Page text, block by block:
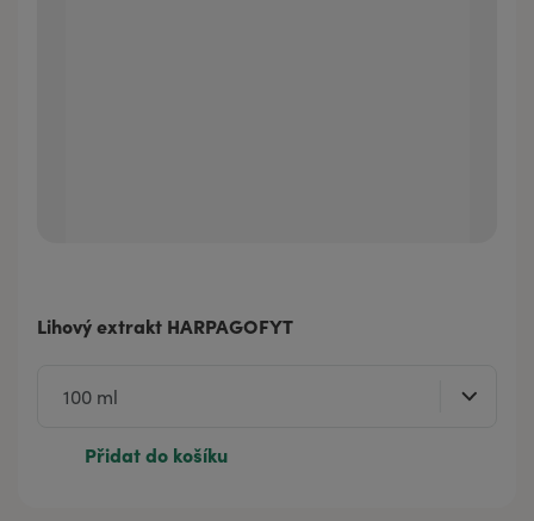
Lihový extrakt HARPAGOFYT
Přidat do košíku